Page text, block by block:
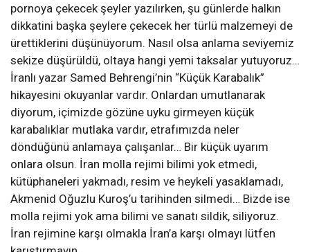
pornoya çekecek şeyler yazılırken, şu günlerde halkın
dikkatini başka şeylere çekecek her türlü malzemeyi de
ürettiklerini düşünüyorum. Nasıl olsa anlama seviyemiz
sekize düşürüldü, oltaya hangi yemi taksalar yutuyoruz…
İranlı yazar Samed Behrengi’nin “Küçük Karabalık”
hikayesini okuyanlar vardır. Onlardan umutlanarak
diyorum, içimizde gözüne uyku girmeyen küçük
karabalıklar mutlaka vardır, etrafımızda neler
döndüğünü anlamaya çalışanlar… Bir küçük uyarım
onlara olsun. İran molla rejimi bilimi yok etmedi,
kütüphaneleri yakmadı, resim ve heykeli yasaklamadı,
Akmenid Oğuzlu Kuroş’u tarihinden silmedi… Bizde ise
molla rejimi yok ama bilimi ve sanatı sildik, siliyoruz.
İran rejimine karşı olmakla İran’a karşı olmayı lütfen